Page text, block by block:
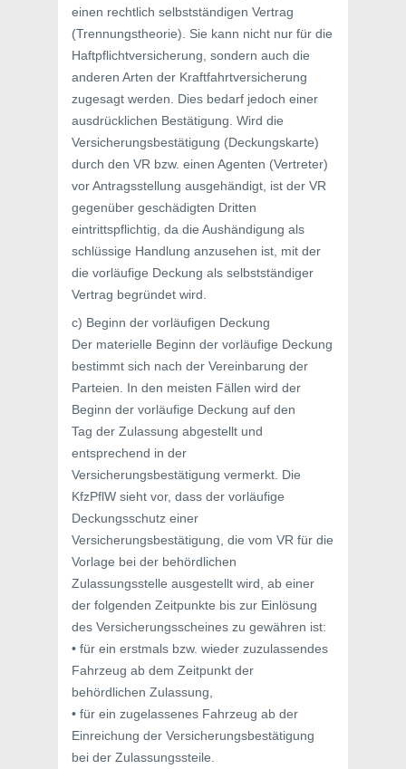
einen rechtlich selbstständigen Vertrag
(Trennungstheorie). Sie kann nicht nur für die
Haftpflichtversicherung, sondern auch die
anderen Arten der Kraftfahrtversicherung
zugesagt werden. Dies bedarf jedoch einer
ausdrücklichen Bestätigung. Wird die
Versicherungsbestätigung (Deckungskarte)
durch den VR bzw. einen Agenten (Vertreter)
vor Antragsstellung ausgehändigt, ist der VR
gegenüber geschädigten Dritten
eintrittspflichtig, da die Aushändigung als
schlüssige Handlung anzusehen ist, mit der
die vorläufige Deckung als selbstständiger
Vertrag begründet wird.
c) Beginn der vorläufigen Deckung
Der materielle Beginn der vorläufige Deckung
bestimmt sich nach der Vereinbarung der
Parteien. In den meisten Fällen wird der
Beginn der vorläufige Deckung auf den
Tag der Zulassung abgestellt und
entsprechend in der
Versicherungsbestätigung vermerkt. Die
KfzPflW sieht vor, dass der vorläufige
Deckungsschutz einer
Versicherungsbestätigung, die vom VR für die
Vorlage bei der behördlichen
Zulassungsstelle ausgestellt wird, ab einer
der folgenden Zeitpunkte bis zur Einlösung
des Versicherungsscheines zu gewähren ist:
• für ein erstmals bzw. wieder zuzulassendes
Fahrzeug ab dem Zeitpunkt der
behördlichen Zulassung,
• für ein zugelassenes Fahrzeug ab der
Einreichung der Versicherungsbestätigung
bei der Zulassungssteile.